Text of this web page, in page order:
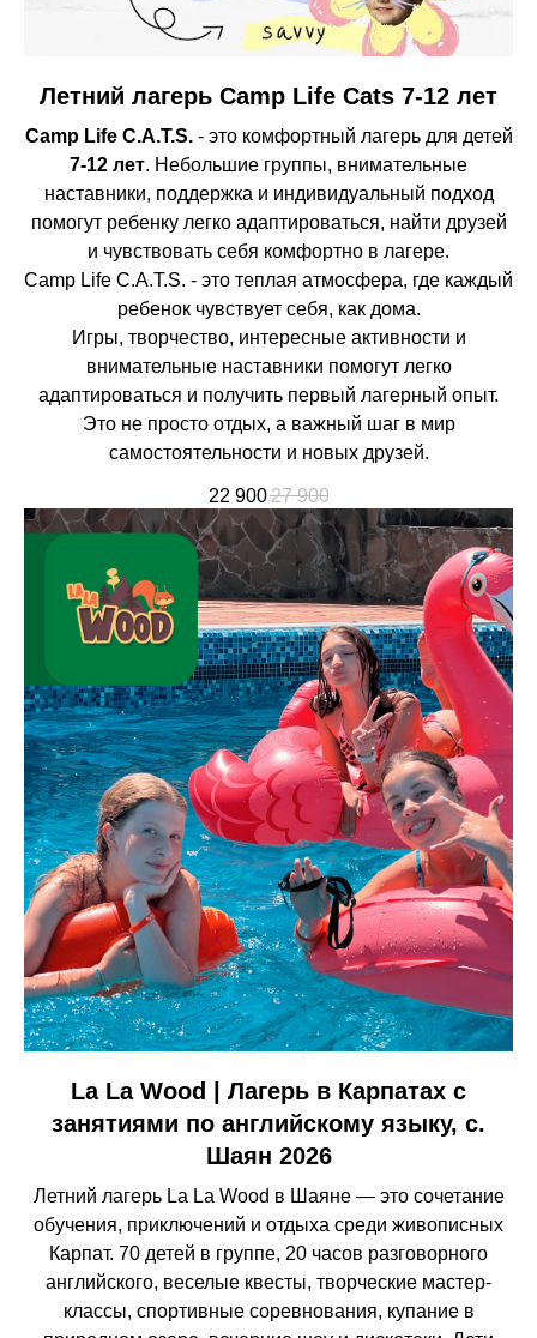
Летний лагерь Camp Life Cats 7-12 лет
Camp Life C.A.T.S.- это комфортный лагерь для детей
7-12 лет. Небольшие группы, внимательные
наставники, поддержка и индивидуальный подход
помогут ребенку легко адаптироваться, найти друзей
и чувствовать себя комфортно в лагере.
Camp Life C.A.T.S. - это теплая атмосфера, где каждый
ребенок чувствует себя, как дома.
Игры, творчество, интересные активности и
внимательные наставники помогут легко
адаптироваться и получить первый лагерный опыт.
Это не просто отдых, а важный шаг в мир
самостоятельности и новых друзей.
22 90027 900
La La Wood | Лагерь в Карпатах с
занятиями по английскому языку, с.
Шаян 2026
Летний лагерь La La Wood в Шаяне — это сочетание
обучения, приключений и отдыха среди живописных
Карпат. 70 детей в группе, 20 часов разговорного
английского, веселые квесты, творческие мастер-
классы, спортивные соревнования, купание в